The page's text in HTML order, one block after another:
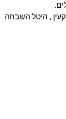
, היטל השבחה